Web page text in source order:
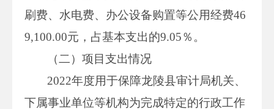
刷费、水电费、办公设备购置等公用经费46
9,100.00元，占基本支出的9.05％。
（二）项目支出情况
2022年度用于保障龙陵县审计局机关、
下属事业单位等机构为完成特定的行政工作